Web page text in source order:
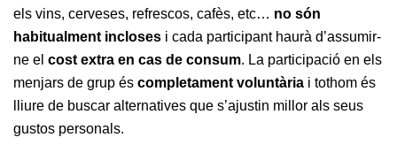
els vins, cerveses, refrescos, cafès, etc… no són
habitualment incloses i cada participant haurà d’assumir-
ne el cost extra en cas de consum. La participació en els
menjars de grup és completament voluntària i tothom és
lliure de buscar alternatives que s’ajustin millor als seus
gustos personals.